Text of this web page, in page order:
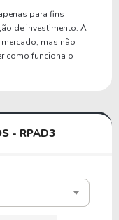
para fins
de investimento. A
mas não
como funciona o
- RPAD3